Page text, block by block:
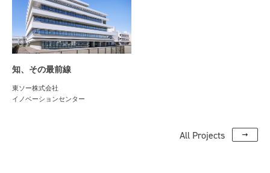
知、その最前線
東ソー株式会社
イノベーションセンター
All Projects